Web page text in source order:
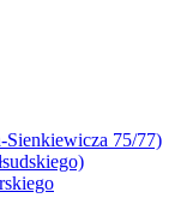
Sienkiewicza 75/77)